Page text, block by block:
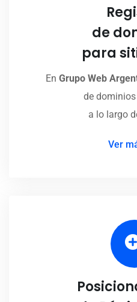
de
para
En Grupo Web
de
a lo largo
Ver